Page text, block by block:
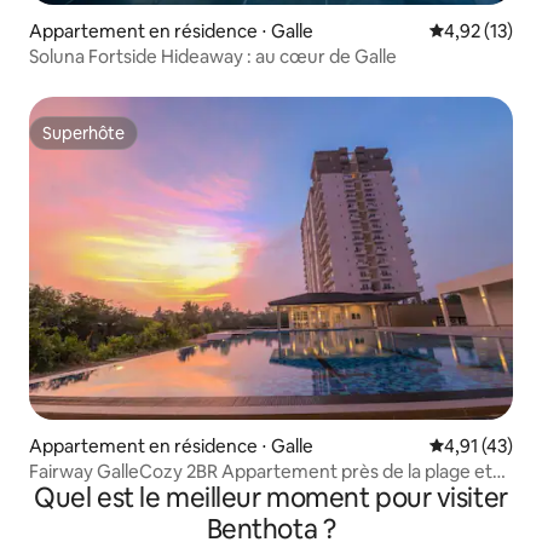
Appartement en résidence ⋅ Galle Évaluation
4,92 (13)
Soluna Fortside Hideaway : au cœur de Galle
Superhôte
Superhôte
Appartement en résidence ⋅ Galle Évaluation
4,91 (43)
Fairway GalleCozy 2BR Appartement près de la plage et
de la ville
Quel est le meilleur moment pour visiter
Benthota ?